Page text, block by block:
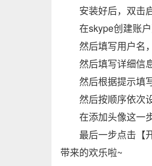
安装好后，双击
在skype创建账
然后填写用户名
然后填写详细信
然后根据提示填
然后按顺序依次
在添加头像这一
最后一步点击【
带来的欢乐啦~